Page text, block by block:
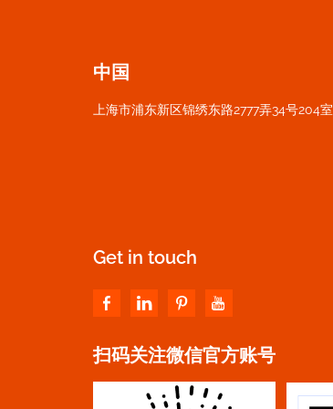
中国
上海市浦东新区锦绣东路2777弄34号204室
Get in touch
扫码关注微信官方账号